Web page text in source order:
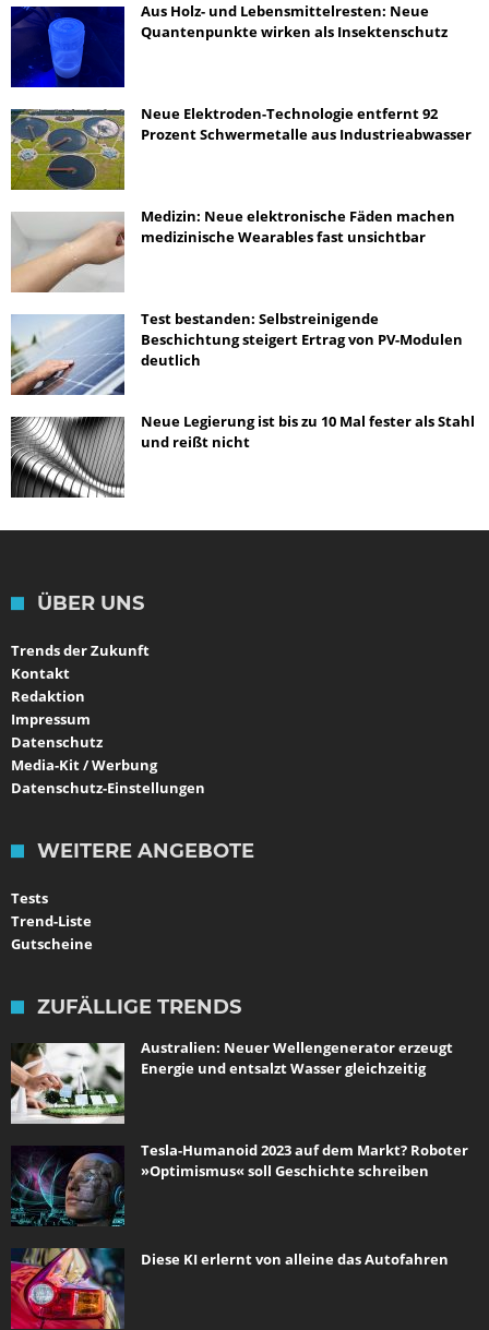
Aus Holz- und Lebensmittelresten: Neue
Quantenpunkte wirken als Insektenschutz
Neue Elektroden-Technologie entfernt 92
Prozent Schwermetalle aus Industrieabwasser
Medizin: Neue elektronische Fäden machen
medizinische Wearables fast unsichtbar
Test bestanden: Selbstreinigende
Beschichtung steigert Ertrag von PV-Modulen
deutlich
Neue Legierung ist bis zu 10 Mal fester als Stahl
und reißt nicht
ÜBER UNS
Trends der Zukunft
Kontakt
Redaktion
Impressum
Datenschutz
Media-Kit / Werbung
Datenschutz-Einstellungen
WEITERE ANGEBOTE
Tests
Trend-Liste
Gutscheine
ZUFÄLLIGE TRENDS
Australien: Neuer Wellengenerator erzeugt
Energie und entsalzt Wasser gleichzeitig
Tesla-Humanoid 2023 auf dem Markt? Roboter
»Optimismus« soll Geschichte schreiben
Diese KI erlernt von alleine das Autofahren